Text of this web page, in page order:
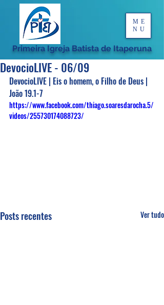
Primeira Igreja Batista de Itaperuna
ME
NU
DevocioLIVE - 06/09
DevocioLIVE | Eis o homem, o Filho de Deus |
João 19.1-7
https://www.facebook.com/thiago.soaresdarocha.5/
videos/255730174088723/
Posts recentes Ver tudo